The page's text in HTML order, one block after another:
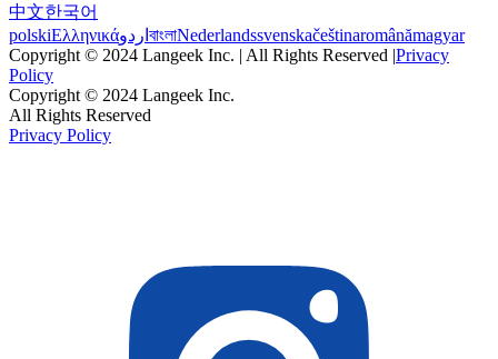
中文한국어
polskiΕλληνικάاردو বাংলাNederlandssvenskačeštinaromânămagyar
Copyright © 2024 Langeek Inc. | All Rights Reserved |Privacy
Policy
Copyright © 2024 Langeek Inc.
All Rights Reserved
Privacy Policy